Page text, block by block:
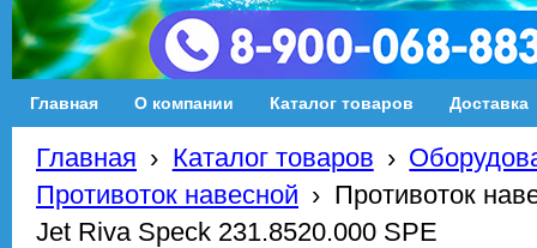
Главная О компании Каталог товаров Доставка
Главная › Каталог товаров ›
Противоток навесной › Противоток
Jet Riva Speck 231.8520.000 SPE